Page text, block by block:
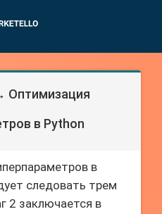
Оптимизация
в Python
в
следовать трем
2 заключается в